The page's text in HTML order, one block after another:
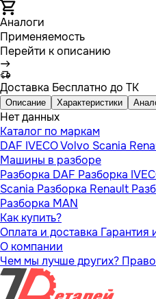
Аналоги
Применяемость
Перейти к описанию
Доставка Бесплатно до ТК
Описание Характеристики
Нет данных
Каталог по маркам
DAF IVECOVolvo Scania
Машины в разборе
Разборка DAF Разборка
Scania Разборка Renault
Разборка MAN
Как купить?
Оплата и доставка Гарантия
О компании
Чем мы лучше других?